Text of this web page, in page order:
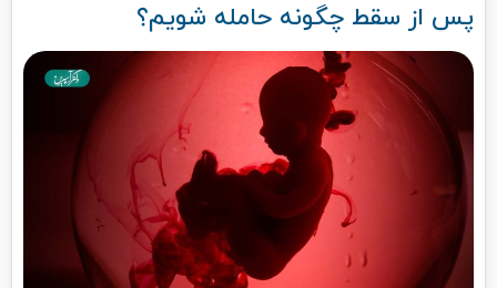
پس از سقط چگونه حامله شویم؟